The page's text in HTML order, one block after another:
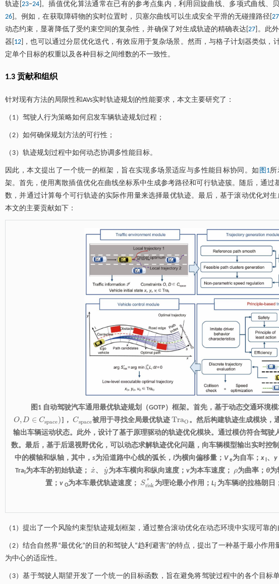
轨迹[ 23‒24]。插值优化算法通常在已有的参考点集内，利用回旋曲线、多项式曲线、
26 ]。例如，在获取障碍物的实时位置时，贝塞尔曲线可以生成安全平滑的无碰撞路径[27
动态约束，显著降低了受约束空间的复杂性，并确保了对生成轨迹的精确表达[27 ]。此
器[ 12 ]，也可以通过分层优化迭代，有效应用于复杂场景。然而，与格子计划器类似
定单个目标的权重以及各种目标之间维数的不一致性。
1.3 贡献和组织
针对现有方法的局限性和AVs实时轨迹规划的性能要求，本文主要研究了：
（1）驾驶人行为策略如何启发车辆轨迹规划过程；
（2）如何确保规划方法的可行性；
（3）轨迹规划过程中如何动态协调多性能目标。
因此，本文提出了一个统一的框架，旨在实现多场景适应与多性能目标协同。如 图1所
架。首先，使用离散插值优化在曲线坐标系中生成参考路径和可行轨迹簇。随后，通
数，并通过计算每个可行轨迹的实际作用量来选择最优轨迹。最后，基于滚动优化对生
本文的主要贡献如下：
图1 自动驾驶汽车通用最优轨迹规划（GOTP）框架。首先，基于动态交通环境
O,D ∈ Cspace)
O,D∈ Cs pace) ]， Cspace
Cspace被用于寻找全局最优轨迹 TraO
TraO
。然后构建轨迹生成模块，
输出车辆运动状态。此外，设计了基于原理驱动的轨迹优化模块。通过模仿符合驾
数。最后，基于后退视野优化，可以动态求解轨迹优化问题，向车辆模型输出实时控
中的横轴和纵轴，其中， s为沿道路中心线的弧长， l为横向偏移量； V e为自车； x 、 y
TraI 为本车的初始轨迹； x
˙
x˙、 y
˙
y˙为本车横向和纵向速度； v为本车速度； ρ
ρ为曲率； θ为
置； v O为本车最优轨迹速度； S *
risk
Srisk*为理论最小作用； Li为车辆i的拉格朗日
（1）提出了一个风险约束型轨迹规划框架，通过整合滚动优化在动态环境中实现可靠的
（2）结合自然界“最优化”的目的和驾驶人“趋利避害”的特点，提出了一种基于最小作
为中心的适应性。
（3）基于驾驶人期望开发了一个统一的目标函数，旨在避免将驾驶过程中的各个目